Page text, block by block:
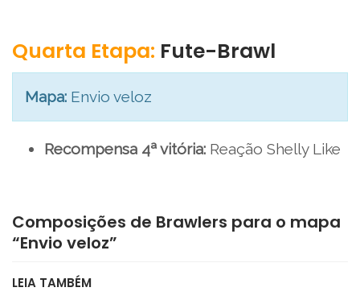
Quarta Etapa: Fute-Brawl
Mapa: Envio veloz
Recompensa 4ª vitória: Reação Shelly Like
Composições de Brawlers para o mapa
“Envio veloz”
LEIA TAMBÉM